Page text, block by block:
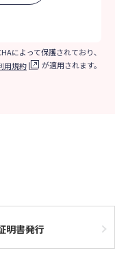
によって保護されており、
用規約 が適用されます。
明書発行